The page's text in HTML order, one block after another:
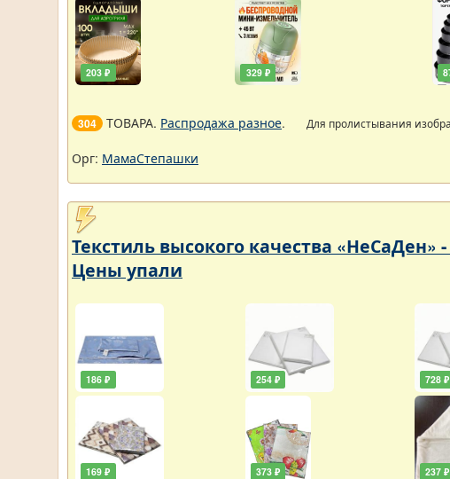
203 ₽ 329 ₽
304 ТОВАРА. Распродажа разное. Для пролистывания
Орг: МамаСтепашки
Текстиль высокого качества
Цены упали
186 ₽
169 ₽
254 ₽
373 ₽
728 ₽
237 ₽